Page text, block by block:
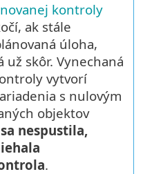
kontroly
ak stále
úloha,
skôr. Vynechaná
vytvorí
s nulovým
objektov
nespustila,
.